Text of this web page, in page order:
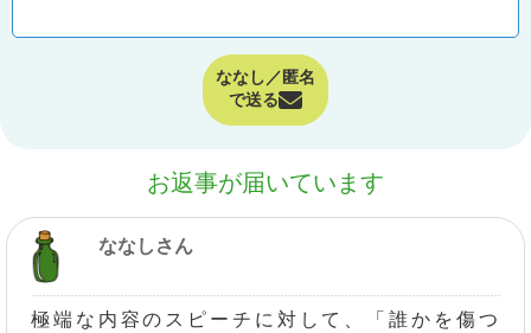
ななし／匿名
で送る
お返事が届いています
ななしさん
極端な内容のスピーチに対して、「誰かを傷つ